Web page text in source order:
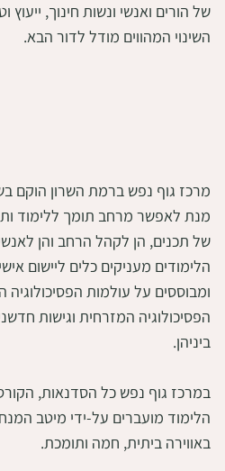
של הורים ואנשי ונשות חינוך, ייעוץ
השינוי המהווים מודל לדור הבא.​
מנת לאפשר מרחב תומך ללימוד
של תכנים, הן לקהל הרחב והן
הלימודים מעניקים כלים ליישום
ומבוססים על עולמות הפסיכולוגיה
הפסיכולוגיה המזרחית וגישות
ביניהן.
במרכז גוף נפש כל הסדנאות,
הלימוד מועברים על-ידי מיטב
באווירה ביתית, חמה ותומכת.